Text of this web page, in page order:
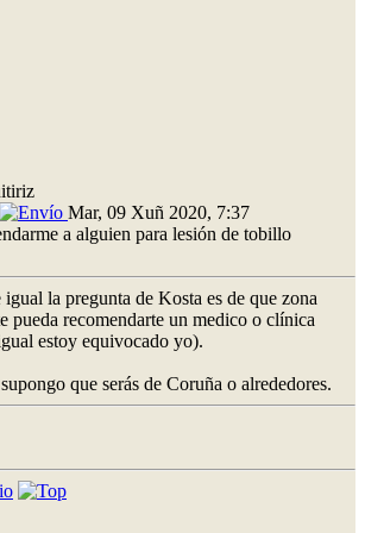
Mar, 09 Xuñ 2020, 7:37
a alguien para lesión de tobillo
igual la pregunta de Kosta es de que zona
pueda recomendarte un medico o clínica
estoy equivocado yo).
que serás de Coruña o alrededores.